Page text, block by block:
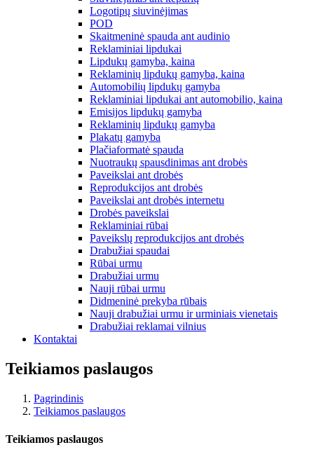
Logotipų siuvinėjimas
POD
Skaitmeninė spauda ant audinio
Reklaminiai lipdukai
Lipdukų gamyba, kaina
Reklaminių lipdukų gamyba, kaina
Automobilių lipdukų gamyba
Reklaminiai lipdukai ant automobilio, kaina
Emisijos lipdukų gamyba
Reklaminių lipdukų gamyba
Plakatų gamyba
Plačiaformatė spauda
Nuotraukų spausdinimas ant drobės
Paveikslai ant drobės
Reprodukcijos ant drobės
Paveikslai ant drobės internetu
Drobės paveikslai
Reklaminiai rūbai
Paveikslų reprodukcijos ant drobės
Drabužiai spaudai
Rūbai urmu
Drabužiai urmu
Nauji rūbai urmu
Didmeninė prekyba rūbais
Nauji drabužiai urmu ir urminiais vienetais
Drabužiai reklamai vilnius
Kontaktai
Teikiamos paslaugos
Pagrindinis
Teikiamos paslaugos
Teikiamos paslaugos